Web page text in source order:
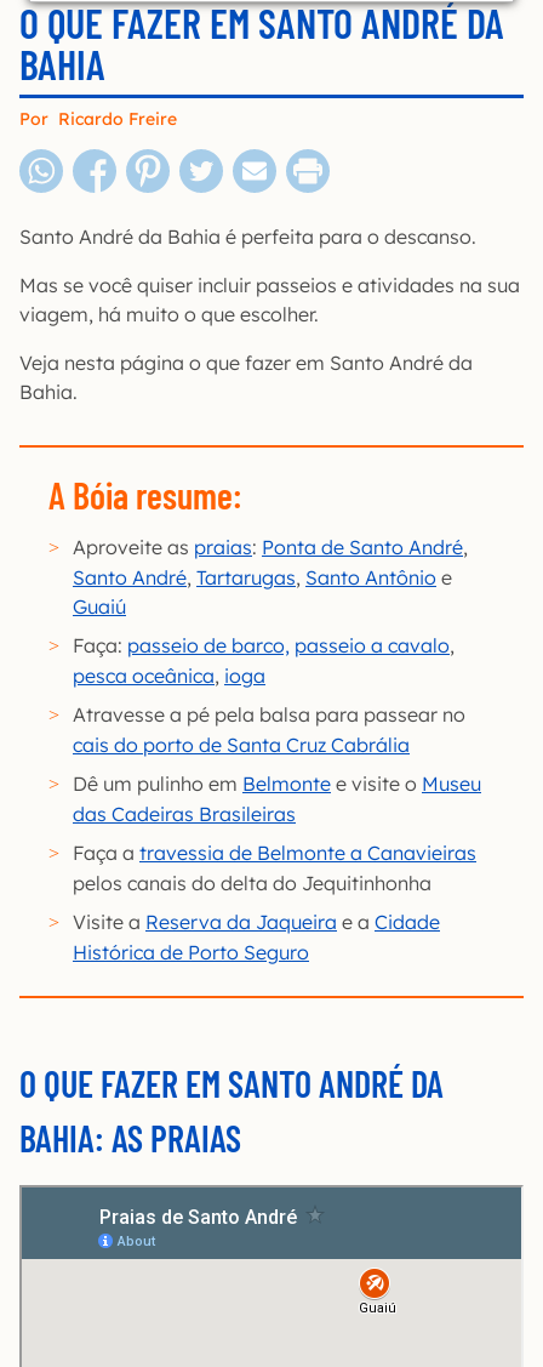
O QUE FAZER EM SANTO ANDRÉ DA
BAHIA
Por Ricardo Freire
Santo André da Bahia é perfeita para o descanso.
Mas se você quiser incluir passeios e atividades na sua
viagem, há muito o que escolher.
Veja nesta página o que fazer em Santo André da
Bahia.
A Bóia resume:
Aproveite as praias: Ponta de Santo André,
Santo André, Tartarugas, Santo Antônio e
Guaiú
Faça: passeio de barco, passeio a cavalo,
pesca oceânica, ioga
Atravesse a pé pela balsa para passear no
cais do porto de Santa Cruz Cabrália
Dê um pulinho em Belmonte e visite o Museu
das Cadeiras Brasileiras
Faça a travessia de Belmonte a Canavieiras
pelos canais do delta do Jequitinhonha
Visite a Reserva da Jaqueira e a Cidade
Histórica de Porto Seguro
O QUE FAZER EM SANTO ANDRÉ DA
BAHIA: AS PRAIAS